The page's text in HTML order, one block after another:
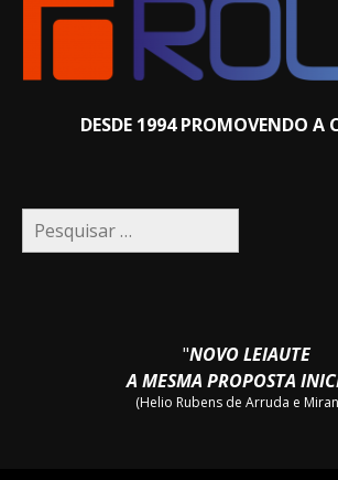
DESDE 1994 PROMOVENDO A
Pesquisar
por:
"NOVO LEIAUTE
A MESMA PROPOSTA
(Helio Rubens de Arruda e